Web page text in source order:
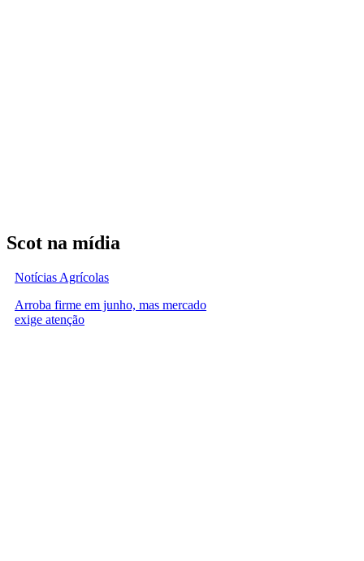
Scot na mídia
Notícias Agrícolas
Arroba firme em junho, mas mercado
exige atenção